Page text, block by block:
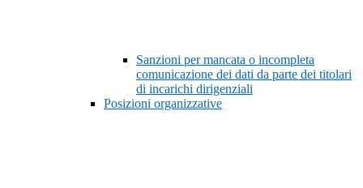
Sanzioni per mancata o incompleta
comunicazione dei dati da parte dei titolari
di incarichi dirigenziali
Posizioni organizzative